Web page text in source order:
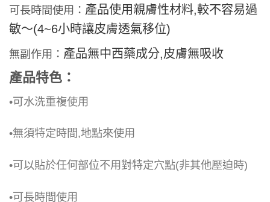
可長時間使用： 產品使用親膚性材料,較不容易過
敏～(4~6小時讓皮膚透氣移位)
無副作用： 產品無中西藥成分,皮膚無吸收
產品特色：
•可水洗重複使用
•無須特定時間,地點來使用
•可以貼於任何部位不用對特定穴點(非其他壓迫時)
•可長時間使用